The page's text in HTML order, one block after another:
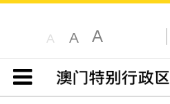
A A A
目录